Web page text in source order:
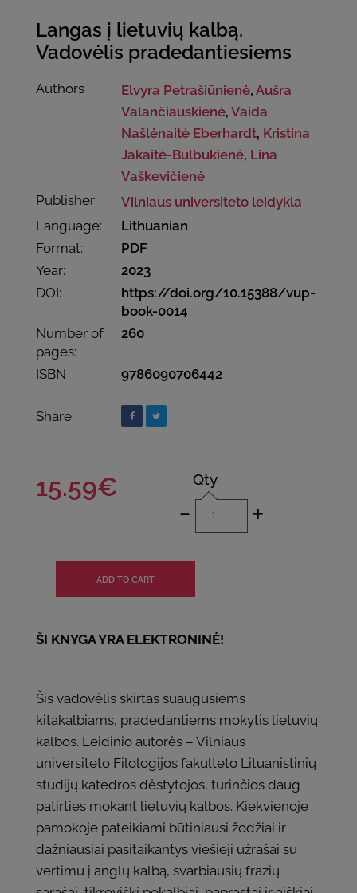
Langas į lietuvių kalbą.
Vadovėlis pradedantiesiems
Authors Elvyra Petrašiūnienė,Aušra
Valančiauskienė,Vaida
Našlėnaitė Eberhardt, Kristina
Jakaitė-Bulbukienė, Lina
Vaškevičienė
Publisher
Vilniaus universiteto leidykla
Language:
Lithuanian
Format:
PDF
Year:
2023
DOI:
https://doi.org/10.15388/vup-
book-0014
Number of
pages:
260
ISBN 9786090706442
Share
15.59€ Qty
- +
ŠI KNYGA YRA ELEKTRONINĖ!
Šis vadovėlis skirtas suaugusiems
kitakalbiams, pradedantiems mokytis lietuvių
kalbos. Leidinio autorės – Vilniaus
universiteto Filologijos fakulteto Lituanistinių
studijų katedros dėstytojos, turinčios daug
patirties mokant lietuvių kalbos. Kiekvienoje
pamokoje pateikiami būtiniausi žodžiai ir
dažniausiai pasitaikantys viešieji užrašai su
vertimu į anglų kalbą, svarbiausių frazių